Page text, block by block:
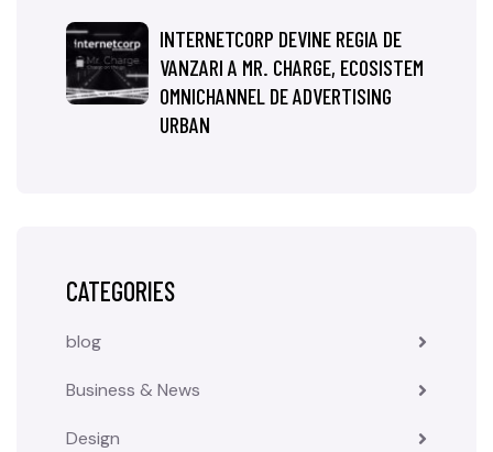
INTERNETCORP DEVINE REGIA DE
VANZARI A MR. CHARGE, ECOSISTEM
OMNICHANNEL DE ADVERTISING
URBAN
CATEGORIES
blog
Business & News
Design